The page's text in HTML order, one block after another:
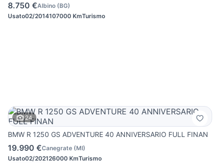
8.750 €Albino (BG)
Usato02/2014107000 KmTurismo
24
BMW R 1250 GS ADVENTURE 40 ANNIVERSARIO FULL FINAN
19.990 €Canegrate (MI)
Usato02/202126000 KmTurismo